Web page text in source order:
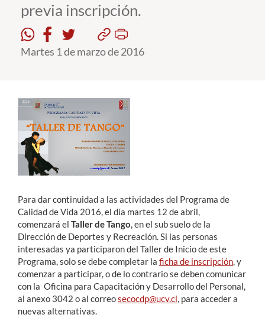
Estudiantes
Alumni
English
previa inscripción.
Martes 1 de marzo de 2016
Para dar continuidad a las actividades del Programa de
Calidad de Vida 2016, el día martes 12 de abril,
comenzará el Taller de Tango, en el sub suelo de la
Dirección de Deportes y Recreación. Si las personas
interesadas ya participaron del Taller de Inicio de este
Programa, solo se debe completar la ficha de inscripción, y
comenzar a participar, o de lo contrario se deben comunicar
con la Oficina para Capacitación y Desarrollo del Personal,
al anexo 3042 o al correosecocdp@ucv.cl, para acceder a
nuevas alternativas.